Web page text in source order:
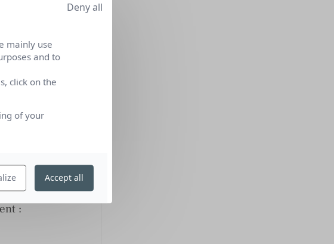
:
mainly use
and to
click on the
of your
Deny all
Accept all